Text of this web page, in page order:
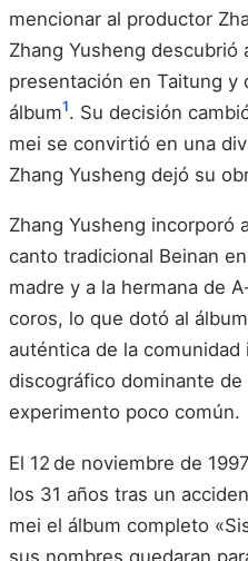
mencionar al productor
Zhang Yusheng descubrió
presentación en Taitung
álbum1. Su decisión
mei se convirtió en una
Zhang Yusheng dejó su
Zhang Yusheng incorporó
canto tradicional Beinan
madre y a la hermana de
coros, lo que dotó al
auténtica de la comunidad
discográfico dominante
experimento poco común.
El 12 de noviembre de
los 31 años tras un
mei el álbum completo
sus nombres quedaran